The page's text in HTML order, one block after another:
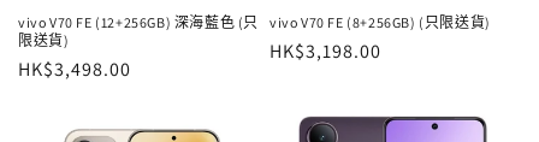
vivo V70 FE (12+256GB) 深海藍色 (只
限送貨)
定
HK$3,498.00
vivo V70 FE (8+256GB) (只限送貨)
定
HK$3,198.00